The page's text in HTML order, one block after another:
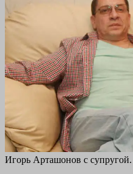
Игорь Арташонов с